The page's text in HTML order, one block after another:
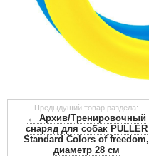
Предыдущий товар раздела:
← Архив/Тренировочный
снаряд для собак PULLER
Standard Colors of freedom,
диаметр 28 см